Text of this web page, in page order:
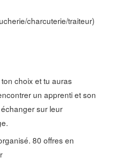
charcuterie/traiteur)
choix et tu auras
un apprenti et son
sur leur
80 offres en